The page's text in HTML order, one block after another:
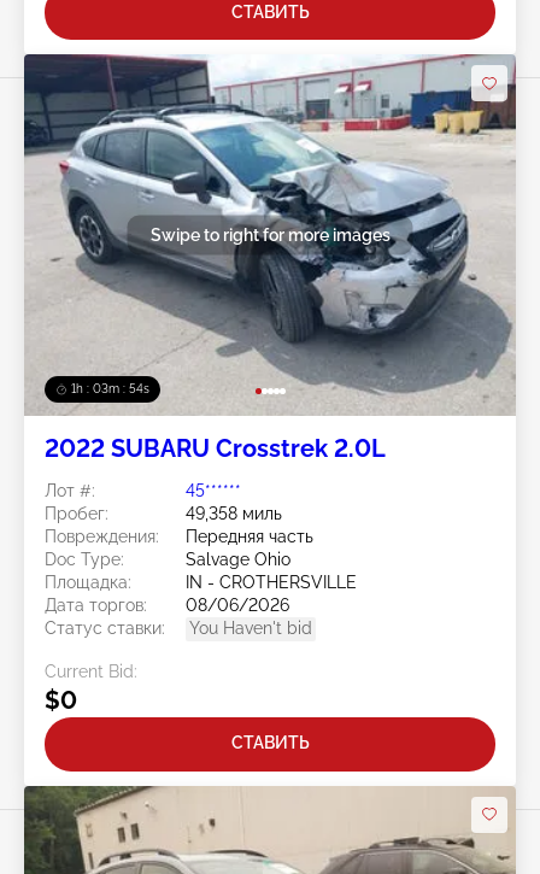
СТАВИТЬ
1h : 03m : 51s
Swipe to right for more images
2022 SUBARU Crosstrek 2.0L
Лот #:
45******
Пробег:
49,358 миль
Повреждения:
Передняя часть
Doc Type:
Salvage Ohio
Площадка:
IN - CROTHERSVILLE
Дата торгов:
08/06/2026
Статус ставки:
You Haven't bid
Current Bid:
$0
СТАВИТЬ